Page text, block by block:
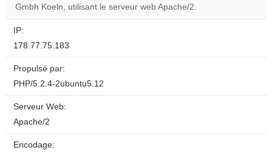
website?
Gmbh Koeln, utilisant le serveur web Apache/2.
IP:
178.77.75.183
Propulsé par:
PHP/5.2.4-2ubuntu5.12
Serveur Web:
Apache/2
Encodage: